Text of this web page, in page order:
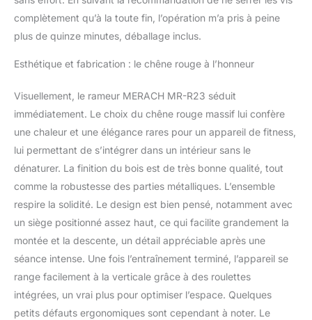
s'intègre parfaitement à
votre décoration. Design
ergonomique : le rameur
équipé de rails surélevés
même pour les plus
poignées en cuir et les
sangles de pied
améliorées préviennent
les ampoules et les
blessures et garantissent
un entraînement sûr et
confortable.
Entraînement complet du
corps : le rammage
musculaires et fournit un
entraînement efficace
pour tous les niveaux de
fitness. Chaque coup
complètement qu’à la toute fin, l’opération m’a pris à peine
plus de quinze minutes, déballage inclus.
Esthétique et fabrication : le chêne rouge à l’honneur
Visuellement, le rameur MERACH MR-R23 séduit
immédiatement. Le choix du chêne rouge massif lui confère
une chaleur et une élégance rares pour un appareil de fitness,
lui permettant de s’intégrer dans un intérieur sans le
dénaturer. La finition du bois est de très bonne qualité, tout
comme la robustesse des parties métalliques. L’ensemble
respire la solidité. Le design est bien pensé, notamment avec
un siège positionné assez haut, ce qui facilite grandement la
montée et la descente, un détail appréciable après une
séance intense. Une fois l’entraînement terminé, l’appareil se
range facilement à la verticale grâce à des roulettes
intégrées, un vrai plus pour optimiser l’espace. Quelques
petits défauts ergonomiques sont cependant à noter. Le